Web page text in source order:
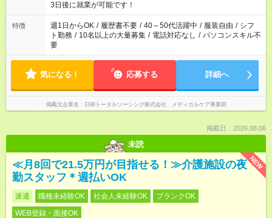
3日後に就業が可能です！
特徴 週1日からOK / 履歴書不要 / 40～50代活躍中 / 服装自由 / シフ
ト勤務 / 10名以上の大量募集 / 電話対応なし / パソコンスキル不
要
気になる！ 応募する 詳細へ
掲載元企業名 日研トータルソーシング株式会社 メディカルケア事業部
掲載日：2026.08.06
未読
NEW
≪月8回で21.5万円が目指せる！≫介護施設の夜
勤スタッフ＊週払いOK
派遣 職種未経験OK 社会人未経験OK
ブランクOK
WEB登録・面接OK